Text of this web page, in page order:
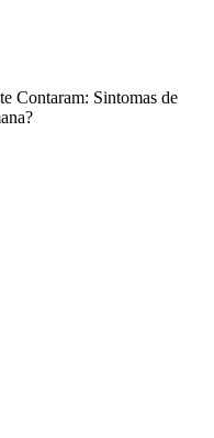
Contaram: Sintomas de